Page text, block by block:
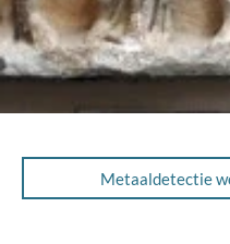
Metaaldetectie